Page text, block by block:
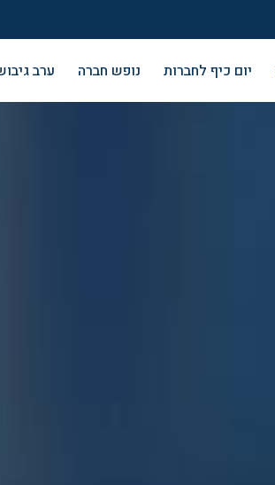
יום כיף לחברות נופש חברה ערב